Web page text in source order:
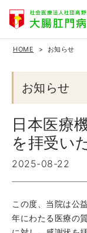
HOME お知らせ
お知らせ
日本医療
を拝受い
2025-08-22
この度、当院は公
年にわたる医療の